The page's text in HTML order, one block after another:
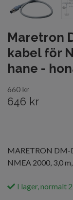
Maretron
kabel för
hane -
660 kr
646 kr
MARETRON DM-
NMEA 2000, 3,0 m,
I lager, normalt